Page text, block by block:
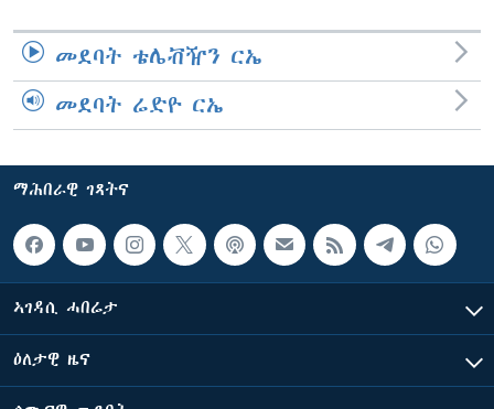
መደባት ቴሌቭዥን ርኤ
መደባት ሬድዮ ርኤ
ማሕበራዊ ገጻትና
ኣገዳሲ ሓበሬታ
ዕለታዊ ዜና